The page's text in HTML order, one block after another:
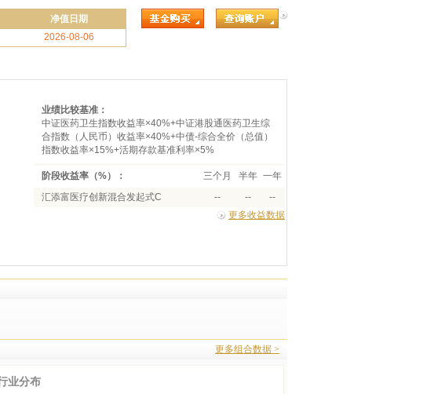
净值日期
2026-08-06
业绩比较基准：
中证医药卫生指数收益率×40%+中证港股通医药卫生综
合指数（人民币）收益率×40%+中债-综合全价（总值）
指数收益率×15%+活期存款基准利率×5%
阶段收益率（%）： 三个月 半年 一年
汇添富医疗创新混合发起式C -- --
--
更多收益数据
更多组合数据 >
业分布